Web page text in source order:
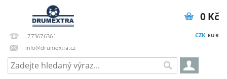
773676361
info@drumextra.cz
CZK EUR
0 Kč